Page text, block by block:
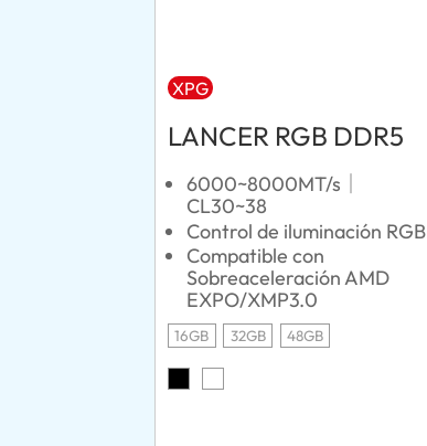
XPG
LANCER RGB DDR5
6000~8000MT/s｜
CL30~38
Control de iluminación RGB
Compatible con
Sobreaceleración AMD
EXPO/XMP3.0
16GB 32GB 48GB